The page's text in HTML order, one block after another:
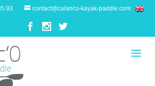
93 contact@calanco-kayak-paddle.com